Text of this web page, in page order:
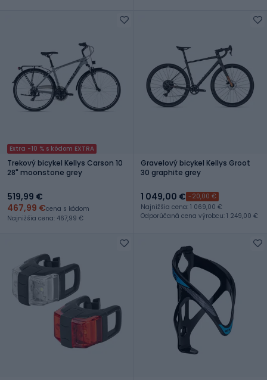
Extra -10 % s kódom EXTRA
Trekový bicykel Kellys Carson 10
28" moonstone grey
519,99 €
467,99 €cena s kódom
Najnižšia cena: 467,99 €
Gravelový bicykel Kellys Groot
30 graphite grey
1 049,00 € -20,00 €
Najnižšia cena: 1 069,00 €
Odporúčaná cena výrobcu: 1 249,00 €